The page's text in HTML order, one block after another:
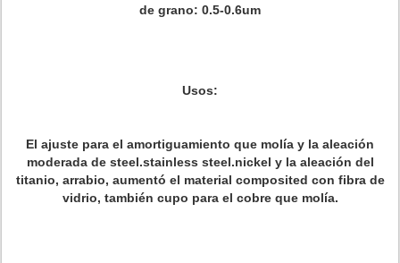
de grano: 0.5-0.6um
Usos:
El ajuste para el amortiguamiento que molía y la aleación
moderada de steel.stainless steel.nickel y la aleación del
titanio, arrabio, aumentó el material composited con fibra de
vidrio, también cupo para el cobre que molía.